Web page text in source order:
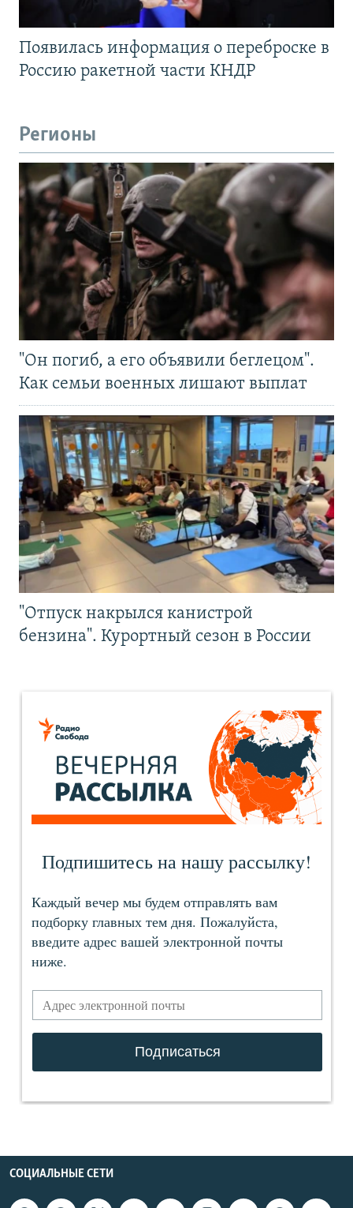
Появилась информация о переброске в
Россию ракетной части КНДР
Регионы
"Он погиб, а его объявили беглецом".
Как семьи военных лишают выплат
"Отпуск накрылся канистрой
бензина". Курортный сезон в России
СОЦИАЛЬНЫЕ СЕТИ